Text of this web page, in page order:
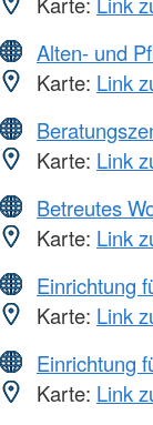
Alten- und
Karte: Link
Karte: Link
Betreutes
Karte: Link
Einrichtung
Karte: Link
Einrichtung
Karte: Link